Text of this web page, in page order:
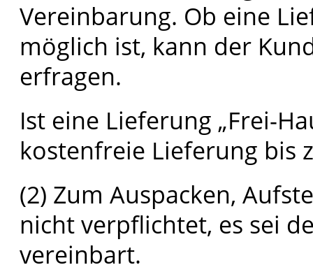
Vereinbarung. Ob eine
möglich ist, kann der
erfragen.
Ist eine Lieferung „Frei-
kostenfreie Lieferung bis
(2) Zum Auspacken,
nicht verpflichtet, es sei
vereinbart.